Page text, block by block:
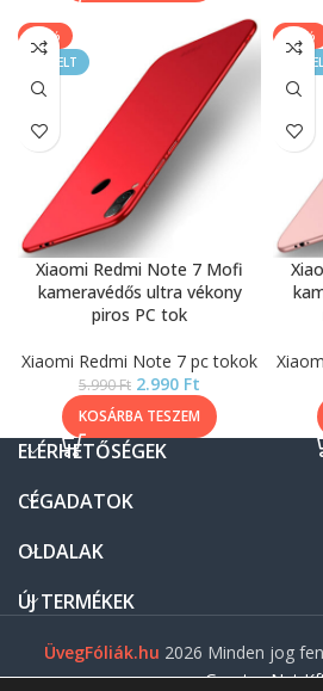
-50%
KIEMELT
Xiaomi Redmi Note 7 Mofi
kameravédős ultra vékony
piros PC tok
Xiaomi Redmi Note 7 pc tokok
5.990Ft 2.990 Ft
KOSÁRBA TESZEM
-50%
ELÉRHETŐSÉGEK
CÉGADATOK
OLDALAK
ÚJ TERMÉKEK
ÜvegFóliák.hu 2026 Minden jog
Gasztro Net